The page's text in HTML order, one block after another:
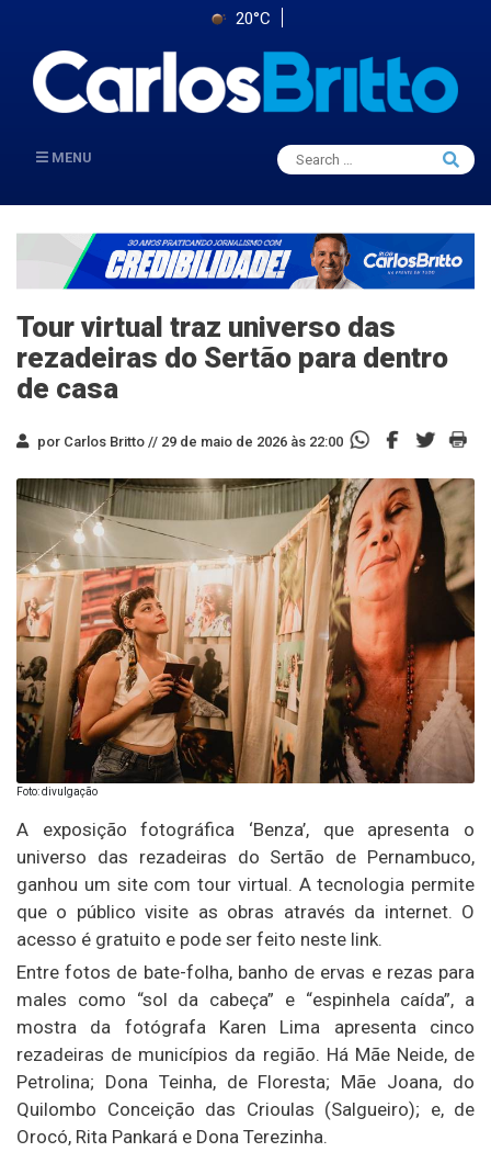
20°C
MENU
Search
for:
Search
Tour virtual traz universo das
rezadeiras do Sertão para dentro
de casa
por Carlos Britto // 29 de maio de 2026 às 22:00
Foto: divulgação
A exposição fotográfica ‘Benza’, que apresenta o
universo das rezadeiras do Sertão de Pernambuco,
ganhou um site com tour virtual. A tecnologia permite
que o público visite as obras através da internet. O
acesso é gratuito e pode ser feito neste link.
Entre fotos de bate-folha, banho de ervas e rezas para
males como “sol da cabeça” e “espinhela caída”, a
mostra da fotógrafa Karen Lima apresenta cinco
rezadeiras de municípios da região. Há Mãe Neide, de
Petrolina; Dona Teinha, de Floresta; Mãe Joana, do
Quilombo Conceição das Crioulas (Salgueiro); e, de
Orocó, Rita Pankará e Dona Terezinha.